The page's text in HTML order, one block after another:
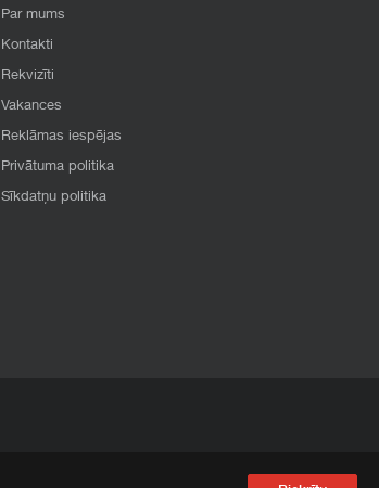
Par mums
Kontakti
Rekvizīti
Vakances
Reklāmas iespējas
Privātuma politika
Sīkdatņu politika